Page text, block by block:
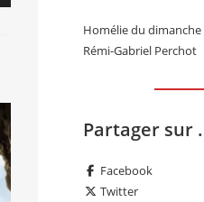
Homélie du
Rémi-Gabriel Perchot
Partager sur
Facebook
Twitter